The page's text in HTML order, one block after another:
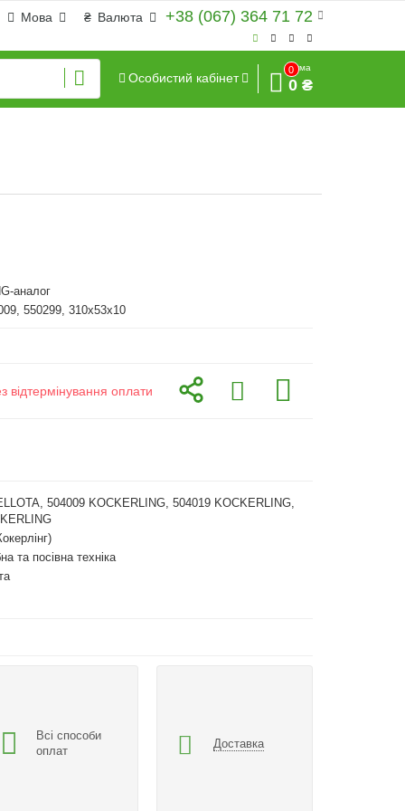
+38 (067) 364 71 72
₴ Валюта
Мова
Особистий кабінет
0
Сума
0 ₴
аналог
550299, 310x53x10
відтермінування оплати
504009 KOCKERLING, 504019 KOCKERLING,
та посівна техніка
Всі способи
оплат
Доставка